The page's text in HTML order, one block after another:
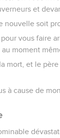
et
nouvelle soit
vous faire
moment
mort, et le
à cause de